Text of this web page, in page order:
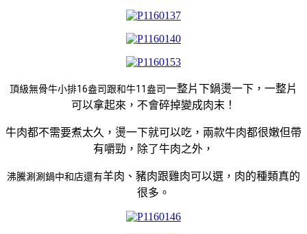
頂級無骨牛小排16盎司跟和牛11盎司一整片下鍋燙一下，一整片
可以拿起來，不會碎掉變成肉末！
牛肉都不需要煮太久，燙一下就可以吃，兩款牛肉都很嫩但帶
有嚼勁，除了牛肉之外，
沸騰涮涮鍋中和店還有羊肉、豬肉跟雞肉可以選，肉的種類真的
很多。